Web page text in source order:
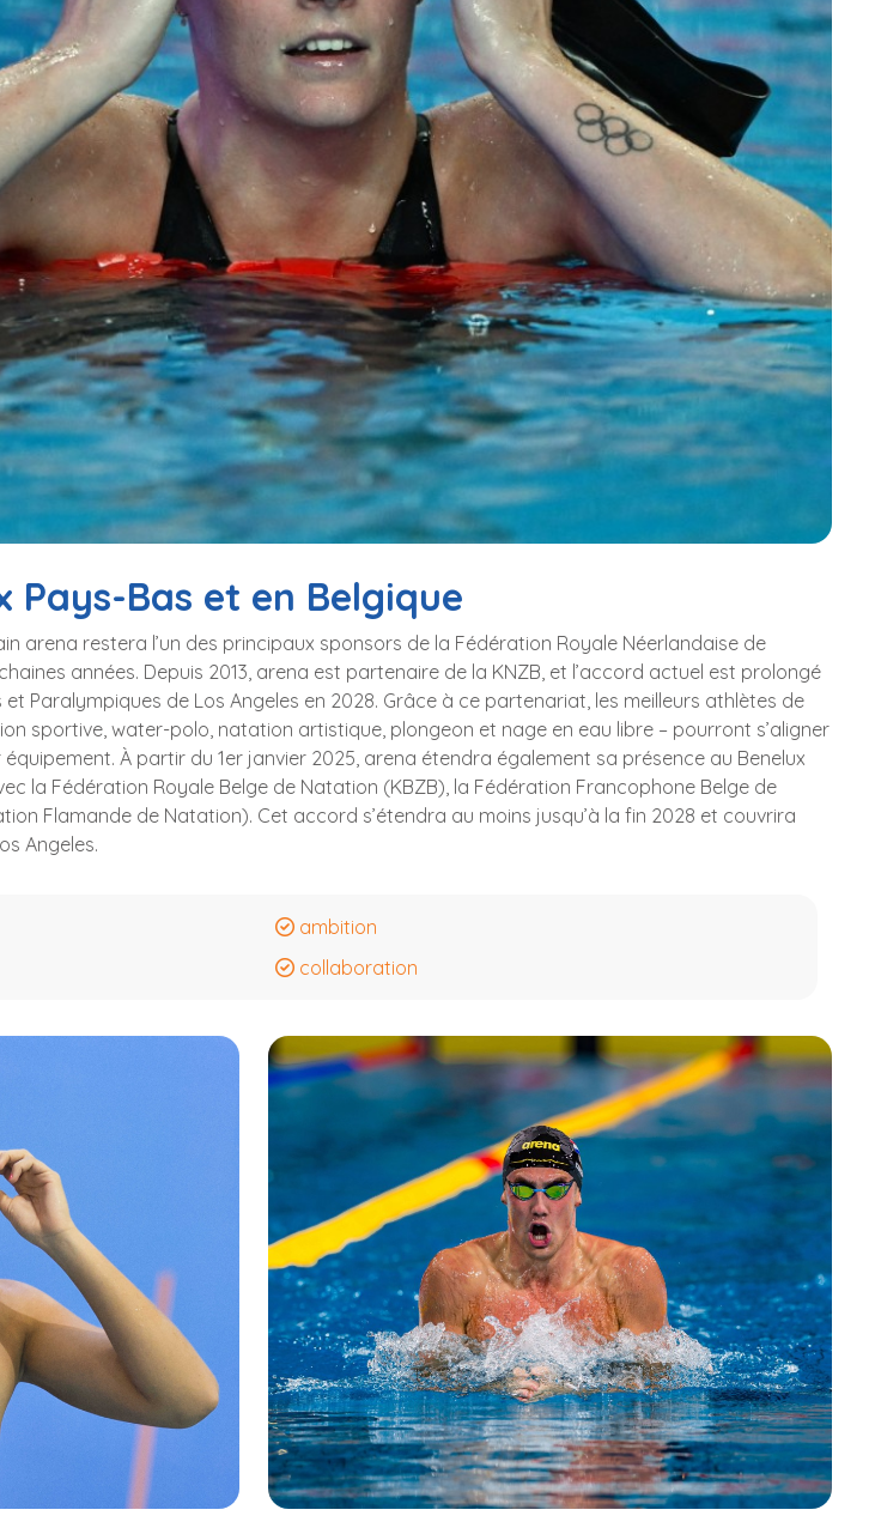
Pays-Bas et en Belgique
arena restera l’un des principaux sponsors de la Fédération Royale Néerlandaise de
années. Depuis 2013, arena est partenaire de la KNZB, et l’accord actuel est prolongé
Paralympiques de Los Angeles en 2028. Grâce à ce partenariat, les meilleurs athlètes de
sportive, water-polo, natation artistique, plongeon et nage en eau libre – pourront s’aligner
À partir du 1er janvier 2025, arena étendra également sa présence au Benelux
la Fédération Royale Belge de Natation (KBZB), la Fédération Francophone Belge de
Flamande de Natation). Cet accord s’étendra au moins jusqu’à la fin 2028 et couvrira
Angeles.
ambition
collaboration